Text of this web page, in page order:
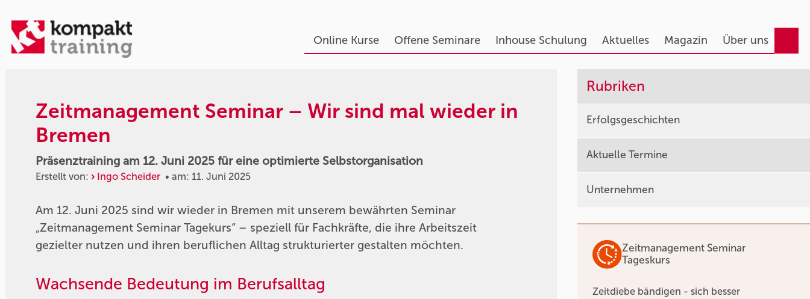
Online Kurse Offene Seminare Inhouse Schulung Aktuelles Magazin Über uns
Zeitmanagement Seminar – Wir sind mal wieder in
Bremen
Präsenztraining am 12. Juni 2025 für eine optimierte Selbstorganisation
Erstellt von: Ingo Scheider • am: 11. Juni 2025
Am 12. Juni 2025 sind wir wieder in Bremen mit unserem bewährten Seminar
„Zeitmanagement Seminar Tagekurs“ – speziell für Fachkräfte, die ihre Arbeitszeit
gezielter nutzen und ihren beruflichen Alltag strukturierter gestalten möchten.
Wachsende Bedeutung im Berufsalltag
Rubriken
Erfolgsgeschichten
Aktuelle Termine
Unternehmen
Zeitmanagement Seminar
Tageskurs
Zeitdiebe bändigen - sich besser